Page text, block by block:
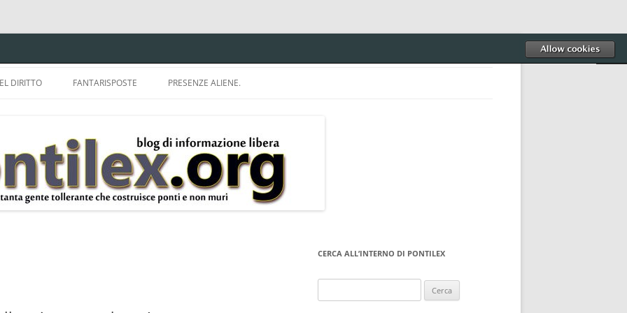
DIRITTO
DELLA LDA 633.
E
FANTARISPOSTE PRESENZE ALIENE.
CERCA ALL’INTERNO DI PONTILEX
per: